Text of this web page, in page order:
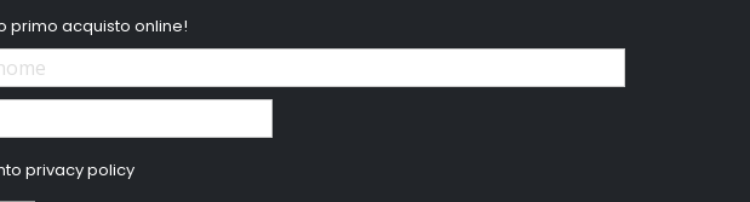
primo acquisto online!
privacy policy